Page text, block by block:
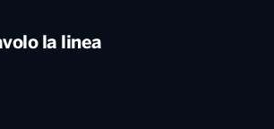
la linea